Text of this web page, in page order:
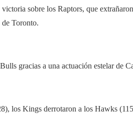
sobre los Raptors, que
Toronto.
gracias a una actuación estelar de
los Kings derrotaron a los Hawks